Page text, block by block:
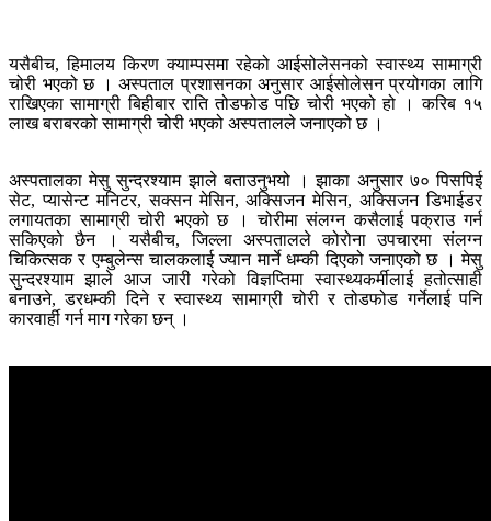
यसैबीच, हिमालय किरण क्याम्पसमा रहेको आईसोलेसनको स्वास्थ्य सामाग्री
चोरी भएको छ । अस्पताल प्रशासनका अनुसार आईसोलेसन प्रयोगका लागि
राखिएका सामाग्री बिहीबार राति तोडफोड पछि चोरी भएको हो । करिब १५
लाख बराबरको सामाग्री चोरी भएको अस्पतालले जनाएको छ ।
अस्पतालका मेसु सुन्दरश्याम झाले बताउनुभयो । झाका अनुसार ७० पिसपिई
सेट, प्यासेन्ट मनिटर, सक्सन मेसिन, अक्सिजन मेसिन, अक्सिजन डिभाईडर
लगायतका सामाग्री चोरी भएको छ । चोरीमा संलग्न कसैलाई पक्राउ गर्न
सकिएको छैन । यसैबीच, जिल्ला अस्पतालले कोरोना उपचारमा संलग्न
चिकित्सक र एम्बुलेन्स चालकलाई ज्यान मार्ने धम्की दिएको जनाएको छ । मेसु
सुन्दरश्याम झाले आज जारी गरेको विज्ञप्तिमा स्वास्थ्यकर्मीलाई हतोत्साही
बनाउने, डरधम्की दिने र स्वास्थ्य सामाग्री चोरी र तोडफोड गर्नेलाई पनि
कारवार्ही गर्न माग गरेका छन् ।